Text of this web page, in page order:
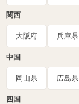
関西
大阪府 兵庫県
中国
岡山県 広島県
四国